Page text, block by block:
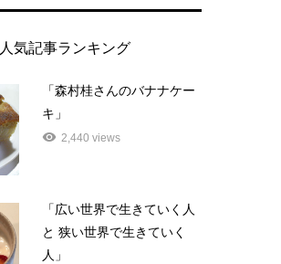
人気記事ランキング
「森村桂さんのバナナケー
キ」
2,440 views
「広い世界で生きていく人
と 狭い世界で生きていく
人」